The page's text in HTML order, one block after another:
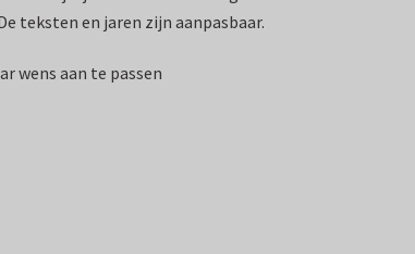
teksten en jaren zijn aanpasbaar.
wens aan te passen